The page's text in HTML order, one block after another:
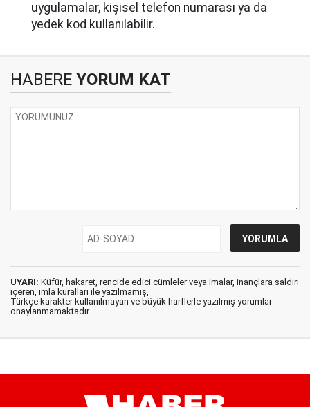
uygulamalar, kişisel telefon numarası ya da
yedek kod kullanılabilir.
HABERE YORUM KAT
UYARI: Küfür, hakaret, rencide edici cümleler veya imalar, inançlara saldırı
içeren, imla kuralları ile yazılmamış,
Türkçe karakter kullanılmayan ve büyük harflerle yazılmış yorumlar
onaylanmamaktadır.